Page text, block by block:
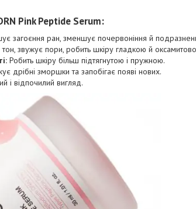
Pink Peptide Serum:
загоєння ран, зменшує почервоніння й
звужує пори, робить шкіру гладкою й
Робить шкіру більш підтягнутою і пружною.
дрібні зморшки та запобігає появі нових.
і відпочилий вигляд.